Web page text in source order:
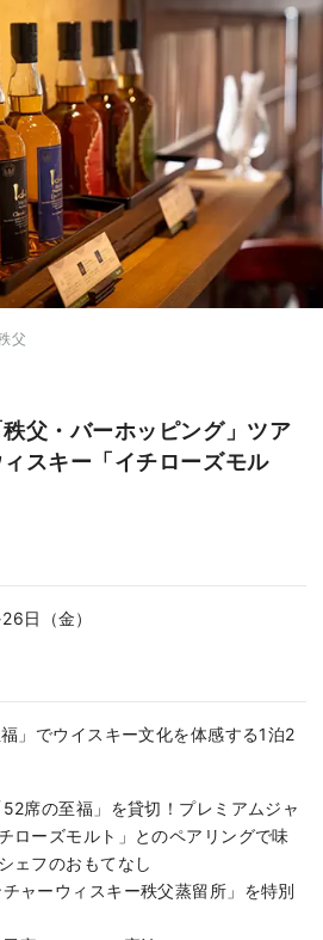
父
⽗・バーホッピング」ツア
スキー「イチローズモル
⽇（⾦）
」でウイスキー文化を体感する1泊2
席の⾄福」を貸切！プレミアムジャ
ローズモルト」とのペアリングで味
ェフのおもてなし
ャーウィスキー秩⽗蒸留所」を特別